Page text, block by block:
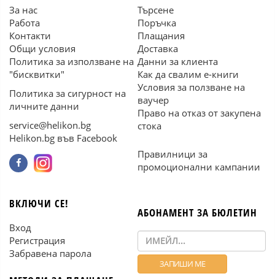
За нас
Работа
Контакти
Общи условия
Политика за използване на
"бисквитки"
Политика за сигурност на
личните данни
service@helikon.bg
Helikon.bg във Facebook
Търсене
Поръчка
Плащания
Доставка
Данни за клиента
Как да свалим е-книги
Условия за ползване на
ваучер
Право на отказ от закупена
стока
Правилници за
промоционални кампании
ВКЛЮЧИ СЕ!
Вход
Регистрация
Забравена парола
АБОНАМЕНТ ЗА БЮЛЕТИН